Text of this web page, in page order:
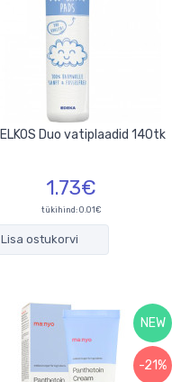
ELKOS Duo vatiplaadid 140tk
1.73€
tükihind: 0.01€
Lisa ostukorvi
NEW
-21%